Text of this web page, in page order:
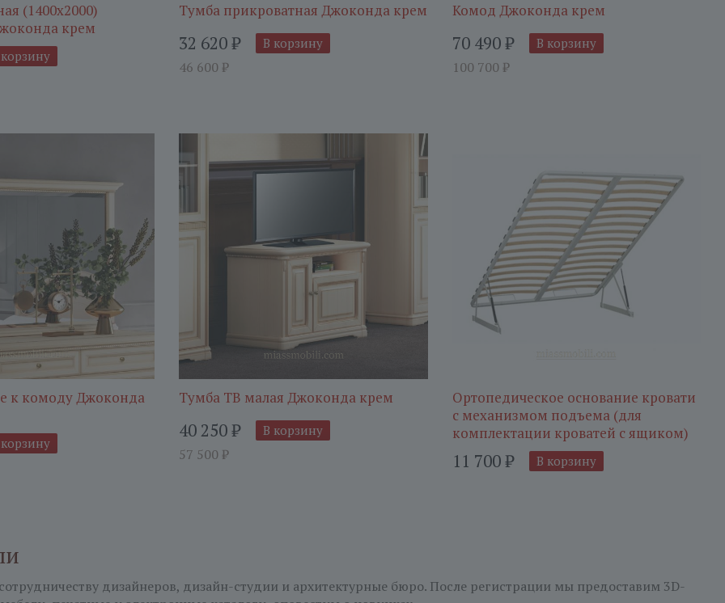
(1400x2000)
крем
Тумба прикроватная Джоконда крем
32 620₽
46 600 ₽
В корзину
Комод Джоконда крем
70 490₽
100 700 ₽
В корзину
к комоду Джоконда
Тумба ТВ малая Джоконда крем
40 250₽
57 500 ₽
В корзину
Ортопедическое основание кровати
с механизмом подъема (для
комплектации кроватей с ящиком)
11 700₽ В корзину
дизайнеров, дизайн-студии и архитектурные бюро. После регистрации мы предоставим 3D-